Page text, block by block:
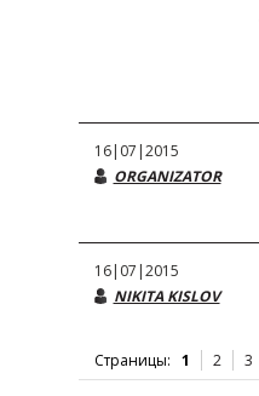
16|07|2015
ORGANIZATOR
16|07|2015
NIKITA KISLOV
Страницы: 1 2 3